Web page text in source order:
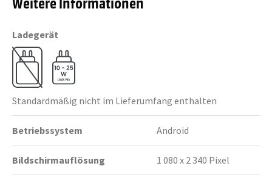
Ladegerät
Standardmäßig nicht im Lieferumfang enthalten
Betriebssystem Android
Bildschirmauflösung 1 080 x 2 340 Pixel